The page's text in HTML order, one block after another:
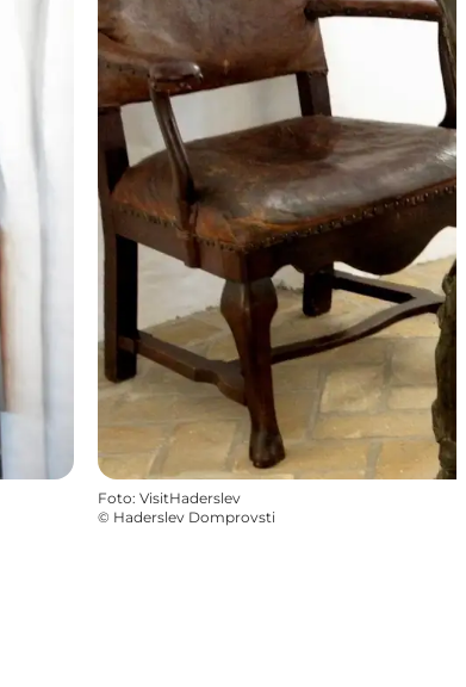
Foto: VisitHaderslev
© Haderslev Domprovsti